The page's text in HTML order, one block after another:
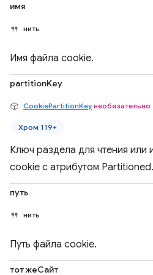
имя
нить
Имя файла cookie.
partitionKey
CookiePartitionKey необязательно
Хром 119+
Ключ раздела для чтения или
cookie с атрибутом Partitioned.
путь
нить
Путь файла cookie.
тот жеСайт